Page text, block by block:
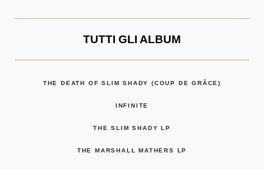
TUTTI GLI ALBUM
THE DEATH OF SLIM SHADY (COUP DE GRÂCE)
INFINITE
THE SLIM SHADY LP
THE MARSHALL MATHERS LP